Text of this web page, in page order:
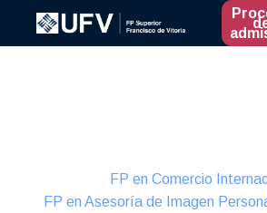
FP en Comercio
FP en Asesoría de Imagen